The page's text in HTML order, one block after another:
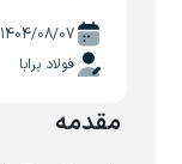
1404/08/07
فولاد برابا
مقدمه